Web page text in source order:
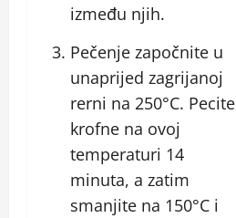
između njih.
Pečenje započnite u
unaprijed zagrijanoj
rerni na 250°C. Pecite
krofne na ovoj
temperaturi 14
minuta, a zatim
smanjite na 150°C i